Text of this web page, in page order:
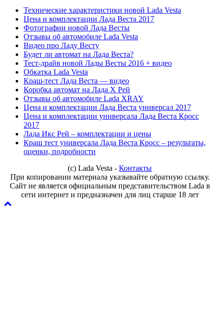
Технические характеристики новой Lada Vesta
Цена и комплектации Лада Веста 2017
Фотографии новой Лада Весты
Отзывы об автомобиле Lada Vesta
Видео про Ладу Весту
Будет ли автомат на Лада Веста?
Тест-драйв новой Лады Весты 2016 + видео
Обкатка Lada Vesta
Краш-тест Лада Веста — видео
Коробка автомат на Лада Х Рей
Отзывы об автомобиле Lada XRAY
Цена и комплектации Лада Веста универсал 2017
Цена и комплектации универсала Лада Веста Кросс
2017
Лада Икс Рей – комплектации и цены
Краш тест универсала Лада Веста Кросс – результаты,
оценки, подробности
(с) Lada Vesta -Контакты
При копировании материала указывайте обратную ссылку.
Сайт не является официальным представительством Lada в
сети интернет и предназначен для лиц старше 18 лет